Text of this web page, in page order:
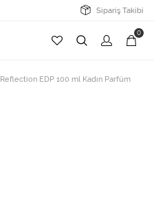
Sipariş Takibi
0
Reflection EDP 100 ml Kadın Parfüm